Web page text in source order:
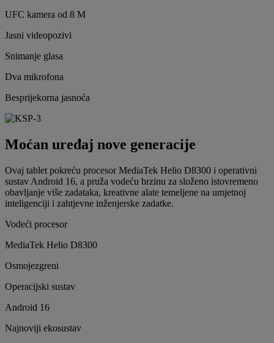
UFC kamera od 8 M
Jasni videopozivi
Snimanje glasa
Dva mikrofona
Besprijekorna jasnoća
Moćan uređaj nove generacije
Ovaj tablet pokreću procesor MediaTek Helio D8300 i operativni
sustav Android 16, a pruža vodeću brzinu za složeno istovremeno
obavljanje više zadataka, kreativne alate temeljene na umjetnoj
inteligenciji i zahtjevne inženjerske zadatke.
Vodeći procesor
MediaTek Helio D8300
Osmojezgreni
Operacijski sustav
Android 16
Najnoviji ekosustav